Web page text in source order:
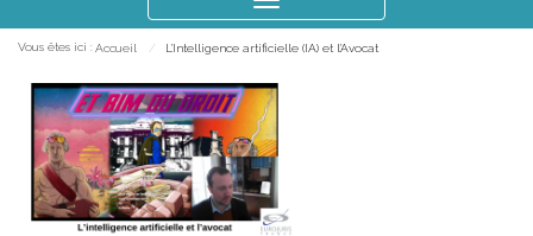
le
Vous êtes ici : Accueil L'Intelligence artificielle (IA) et l'Avocat